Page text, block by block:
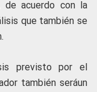
de acuerdo con la
que también se
previsto por el
también seráun